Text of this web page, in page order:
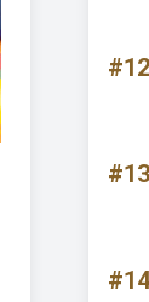
#12
#13
#14